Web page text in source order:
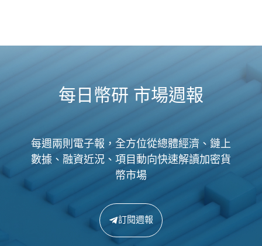
每日幣研 市場週報
每週兩則電子報，全方位從總體經濟、鏈上
數據、融資近況、項目動向快速解讀加密貨
幣市場
訂閱週報